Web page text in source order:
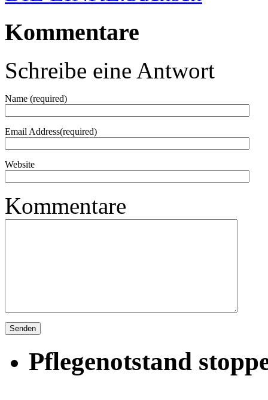
Kommentare
Schreibe eine Antwort
Name (required)
Email Address(required)
Website
Kommentare
Pflegenotstand